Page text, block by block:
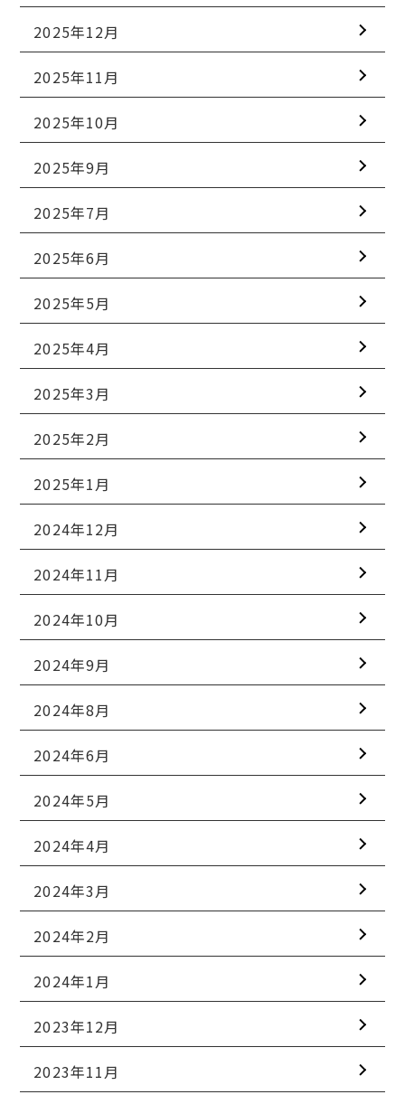
2025年12月
2025年11月
2025年10月
2025年9月
2025年7月
2025年6月
2025年5月
2025年4月
2025年3月
2025年2月
2025年1月
2024年12月
2024年11月
2024年10月
2024年9月
2024年8月
2024年6月
2024年5月
2024年4月
2024年3月
2024年2月
2024年1月
2023年12月
2023年11月